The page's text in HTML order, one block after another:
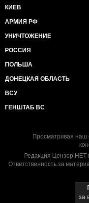
КИЕВ
АРМИЯ РФ
УНИЧТОЖЕНИЕ
РОССИЯ
ПОЛЬША
ДОНЕЦКАЯ ОБЛАСТЬ
ВСУ
ГЕНШТАБ ВС
Просматривая наш
Редакция Цензор.НЕТ
Ответственность за
за